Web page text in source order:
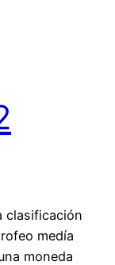
clasificación
medía
moneda